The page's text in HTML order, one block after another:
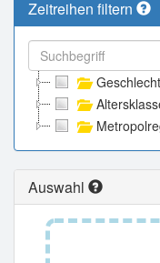
Zeitreihen filtern
Geschlecht
Auswahl